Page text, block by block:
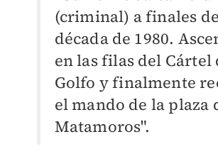
(criminal) a finales
década de 1980.
en las filas del Cártel
Golfo y finalmente
el mando de la plaza
Matamoros".